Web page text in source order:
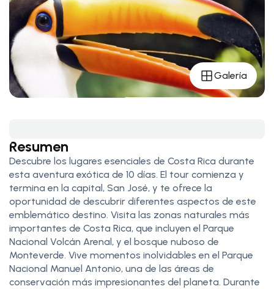
Galería
Resumen
Descubre los lugares esenciales de Costa Rica durante
esta aventura exótica de 10 días. El tour comienza y
termina en la capital, San José, y te ofrece la
oportunidad de descubrir diferentes aspectos de este
emblemático destino. Visita las zonas naturales más
importantes de Costa Rica, que incluyen el Parque
Nacional Volcán Arenal, y el bosque nuboso de
Monteverde. Vive momentos inolvidables en el Parque
Nacional Manuel Antonio, una de las áreas de
conservación más impresionantes del planeta. Durante